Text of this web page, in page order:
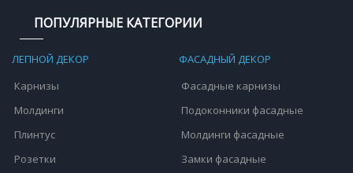
ПОПУЛЯРНЫЕ КАТЕГОРИИ
ЛЕПНОЙ ДЕКОР
Карнизы
Молдинги
Плинтус
Розетки
ФАСАДНЫЙ ДЕКОР
Фасадные карнизы
Подоконники фасадные
Молдинги фасадные
Замки фасадные